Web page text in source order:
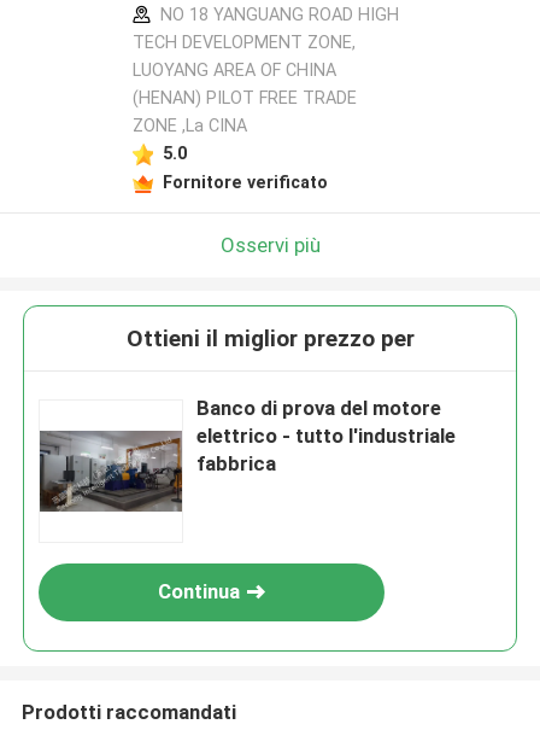
NO 18 YANGUANG ROAD HIGH
TECH DEVELOPMENT ZONE,
LUOYANG AREA OF CHINA
(HENAN) PILOT FREE TRADE
ZONE ,La CINA
5.0
Fornitore verificato
Osservi più
Ottieni il miglior prezzo per
Banco di prova del motore
elettrico - tutto l'industriale
fabbrica
Continua
Prodotti raccomandati